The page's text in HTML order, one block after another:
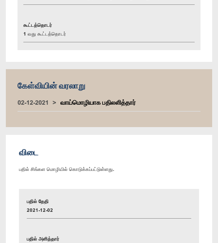
கூட்டத்தொடர்
1 வது கூட்டத்தொடர்
கேள்வியின் வரலாறு
02-12-2021 வாய்மொழியாக பதிலளித்தார்
விடை
பதில் சிங்கள மொழியில் கொடுக்கப்பட்டுள்ளது.
பதில் தேதி
2021-12-02
பதில் அளித்தார்